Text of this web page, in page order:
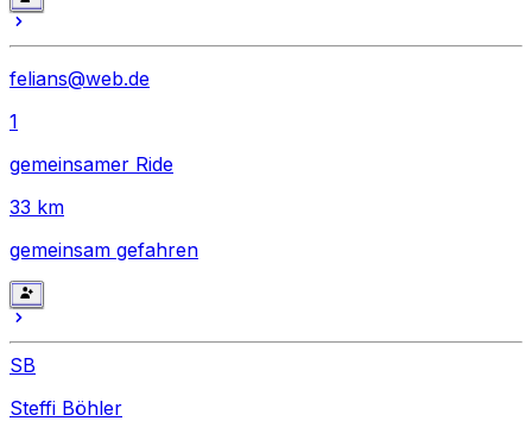
felians@web.de
1
gemeinsamer Ride
33 km
gemeinsam gefahren
SB
Steffi Böhler